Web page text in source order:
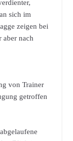
sich im
zeigen bei
aber nach
von Trainer
getroffen